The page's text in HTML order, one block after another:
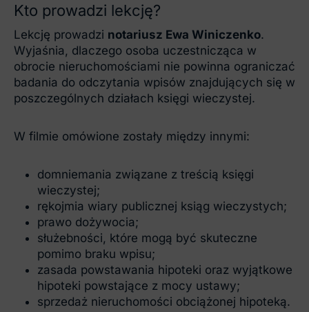
Kto prowadzi lekcję?
Lekcję prowadzi notariusz Ewa Winiczenko.
Wyjaśnia, dlaczego osoba uczestnicząca w
obrocie nieruchomościami nie powinna ograniczać
badania do odczytania wpisów znajdujących się w
poszczególnych działach księgi wieczystej.
W filmie omówione zostały między innymi:
domniemania związane z treścią księgi
wieczystej;
rękojmia wiary publicznej ksiąg wieczystych;
prawo dożywocia;
służebności, które mogą być skuteczne
pomimo braku wpisu;
zasada powstawania hipoteki oraz wyjątkowe
hipoteki powstające z mocy ustawy;
sprzedaż nieruchomości obciążonej hipoteką.